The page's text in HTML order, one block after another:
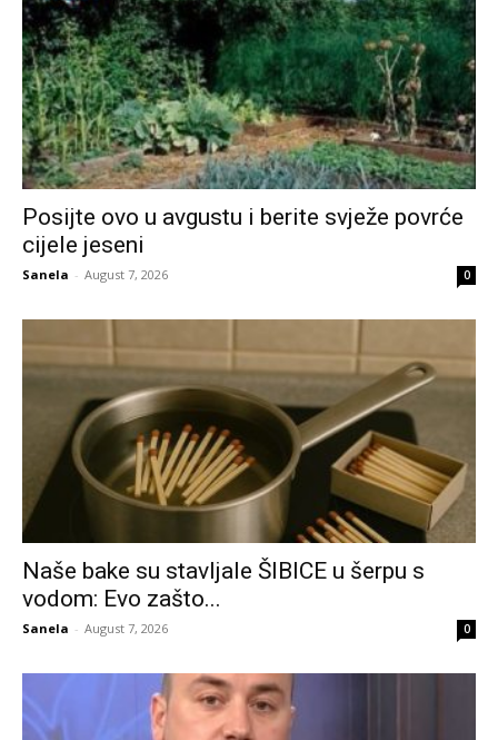
Posijte ovo u avgustu i berite svježe povrće
cijele jeseni
Sanela - August 7, 2026 0
Naše bake su stavljale ŠIBICE u šerpu s
vodom: Evo zašto...
Sanela - August 7, 2026 0